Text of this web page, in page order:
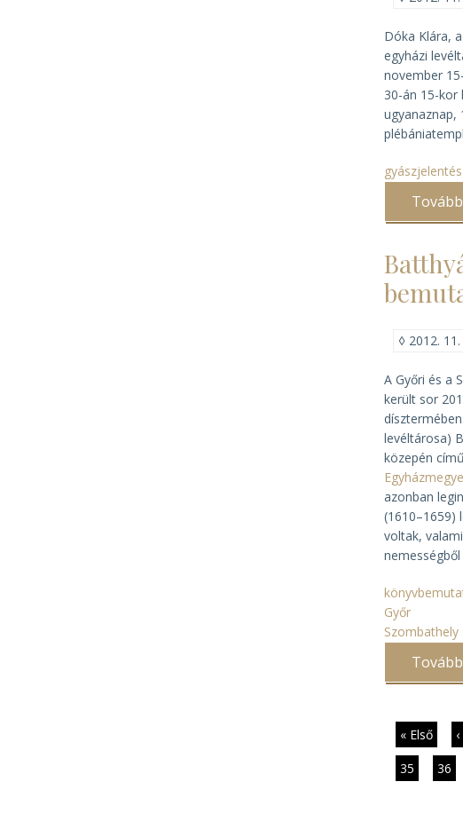
Dóka Klára,
egyházi
november
30-án 15-kor
gyászjelentés
Tovább
◊ 2012. 11.
A Győri és a
került sor
levéltárosa)
közepén
azonban
(1610–1659)
voltak,
Győr
Szombathely
Tovább
Első
oldal
« Első
Page
35 Page
36